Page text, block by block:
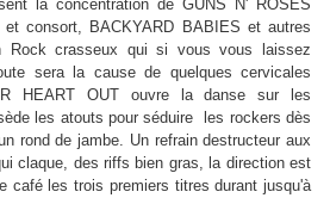
la concentration de GUNS N' ROSES
consort, BACKYARD BABIES et autres
Rock crasseux qui si vous vous laissez
sera la cause de quelques cervicales
HEART OUT ouvre la danse sur les
les atouts pour séduire les rockers dès
rond de jambe. Un refrain destructeur aux
claque, des riffs bien gras, la direction est
café les trois premiers titres durant jusqu'à